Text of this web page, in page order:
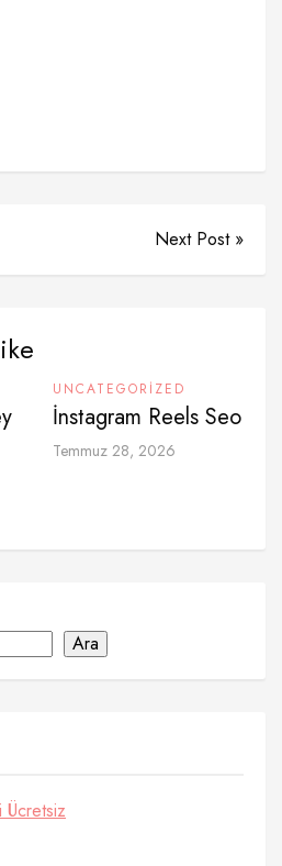
Next Post »
UNCATEGORIZED
İnstagram Reels Seo
Temmuz 28, 2026
Ara